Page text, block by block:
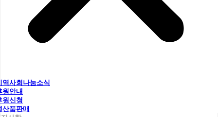
역사회나눔소식
원안내
원신청
산품판매